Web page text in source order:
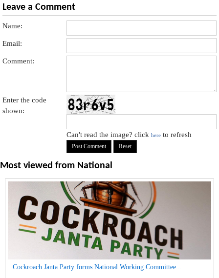
Leave a Comment
Name:
Email:
Comment:
Enter the code
shown:
Can't read the image? clickhere to refresh
Most viewed from National
Cockroach Janta Party forms National Working Committee...